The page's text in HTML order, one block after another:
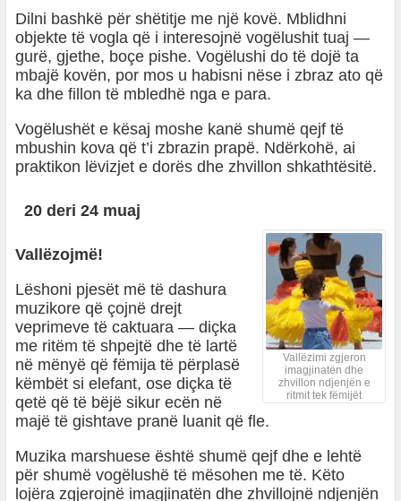
Dilni bashkë për shëtitje me një kovë. Mblidhni
objekte të vogla që i interesojnë vogëlushit tuaj —
gurë, gjethe, boçe pishe. Vogëlushi do të dojë ta
mbajë kovën, por mos u habisni nëse i zbraz ato që
ka dhe fillon të mbledhë nga e para.
Vogëlushët e kësaj moshe kanë shumë qejf të
mbushin kova që t’i zbrazin prapë. Ndërkohë, ai
praktikon lëvizjet e dorës dhe zhvillon shkathtësitë.
20 deri 24 muaj
Vallëzimi zgjeron
imagjinatën dhe
zhvillon ndjenjën e
ritmit tek fëmijët
Vallëzojmë!
Lëshoni pjesët më të dashura
muzikore që çojnë drejt
veprimeve të caktuara — diçka
me ritëm të shpejtë dhe të lartë
në mënyë që fëmija të përplasë
këmbët si elefant, ose diçka të
qetë që të bëjë sikur ecën në
majë të gishtave pranë luanit që fle.
Muzika marshuese është shumë qejf dhe e lehtë
për shumë vogëlushë të mësohen me të. Këto
lojëra zgjerojnë imagjinatën dhe zhvillojnë ndjenjën